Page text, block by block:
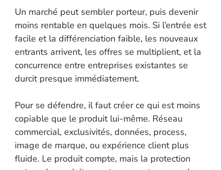
Un marché peut sembler porteur, puis devenir
moins rentable en quelques mois. Si l’entrée est
facile et la différenciation faible, les nouveaux
entrants arrivent, les offres se multiplient, et la
concurrence entre entreprises existantes se
durcit presque immédiatement.
Pour se défendre, il faut créer ce qui est moins
copiable que le produit lui-même. Réseau
commercial, exclusivités, données, process,
image de marque, ou expérience client plus
fluide. Le produit compte, mais la protection